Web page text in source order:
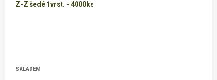
Z-Z šedé 1vrst. - 4000ks
SKLADEM